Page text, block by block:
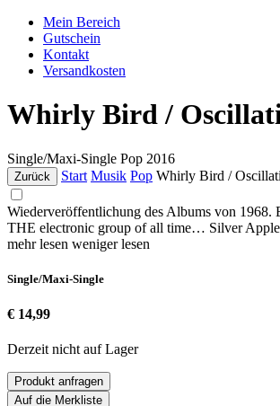
Mein Bereich
Gutschein
Kontakt
Versandkosten
Whirly Bird /
Single/Maxi-Single Pop 2016
Zurück Start Musik Pop Whirly Bird /
Wiederveröffentlichung des Albums von
THE electronic group of all time… Silver
mehr lesen weniger lesen
Single/Maxi-Single
€ 14,99
Derzeit nicht auf Lager
Produkt anfragen
Auf die Merkliste